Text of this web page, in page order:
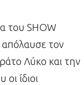
του SHOW
τον
Λύκο και την
ίδιοι